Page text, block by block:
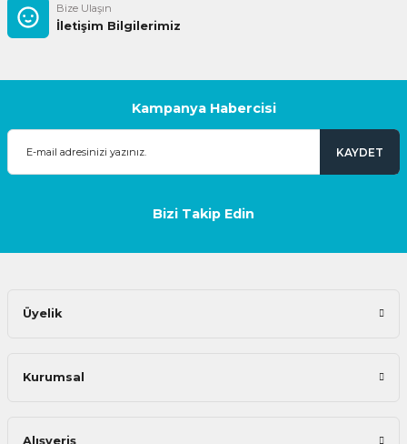
Bize Ulaşın
İletişim Bilgilerimiz
Kampanya Habercisi
KAYDET
Bizi Takip Edin
Üyelik
Kurumsal
Alışveriş